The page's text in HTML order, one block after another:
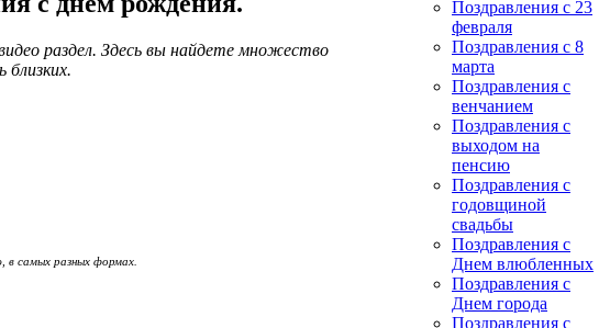
раздел. Здесь вы найдете множество
близких.
самых разных формах.
Поздравления с 23
февраля
Поздравления с 8
марта
Поздравления с
венчанием
Поздравления с
выходом на
пенсию
Поздравления с
годовщиной
свадьбы
Поздравления с
Днем влюбленных
Поздравления с
Днем города
Поздравления с